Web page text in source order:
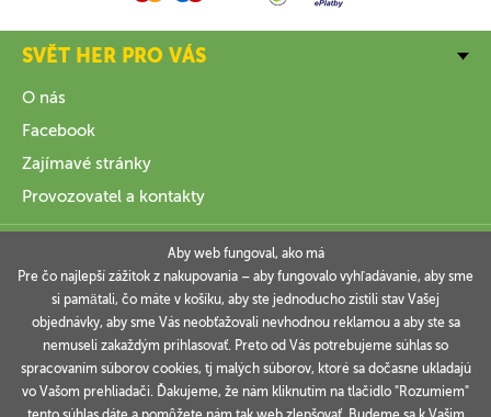
SVĚT HER PRO VÁS
O nás
Facebook
Zajímavé stránky
Provozovatel a kontakty
INFORMACE
VAŠE OBJEDNÁVKY
Aby web fungoval, ako má
Pre čo najlepší zážitok z nakupovania – aby fungovalo vyhľadávanie, aby sme
si pamätali, čo máte v košíku, aby ste jednoducho zistili stav Vašej
objednávky, aby sme Vás neobťažovali nevhodnou reklamou a aby ste sa
nemuseli zakaždým prihlasovať. Preto od Vás potrebujeme súhlas so
spracovaním súborov cookies, tj malých súborov, ktoré sa dočasne ukladajú
vo Vašom prehliadači. Ďakujeme, že nám kliknutím na tlačidlo "Rozumiem"